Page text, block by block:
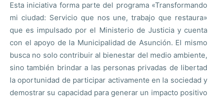
Esta iniciativa forma parte del programa «Transformando
mi ciudad: Servicio que nos une, trabajo que restaura»
que es impulsado por el Ministerio de Justicia y cuenta
con el apoyo de la Municipalidad de Asunción. El mismo
busca no solo contribuir al bienestar del medio ambiente,
sino también brindar a las personas privadas de libertad
la oportunidad de participar activamente en la sociedad y
demostrar su capacidad para generar un impacto positivo